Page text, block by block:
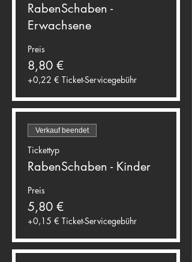
RabenSchaben -
Erwachsene
Preis
8,80 €
+0,22 € Ticket-Servicegebühr
Verkauf beendet
Tickettyp
RabenSchaben - Kinder
Preis
5,80 €
+0,15 € Ticket-Servicegebühr